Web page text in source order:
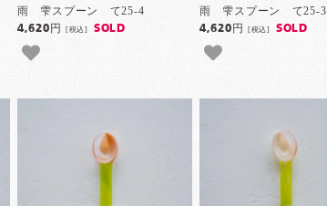
雨 雫スプーン て25-4
4,620円[税込] SOLD
雨 雫スプーン て25-3
4,620円[税込] SOLD